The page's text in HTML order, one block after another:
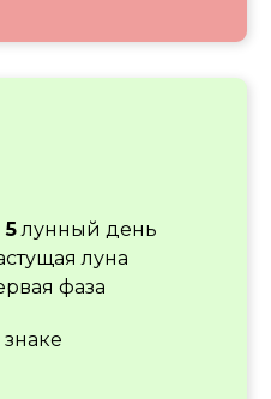
5 лунный день
луна
фаза